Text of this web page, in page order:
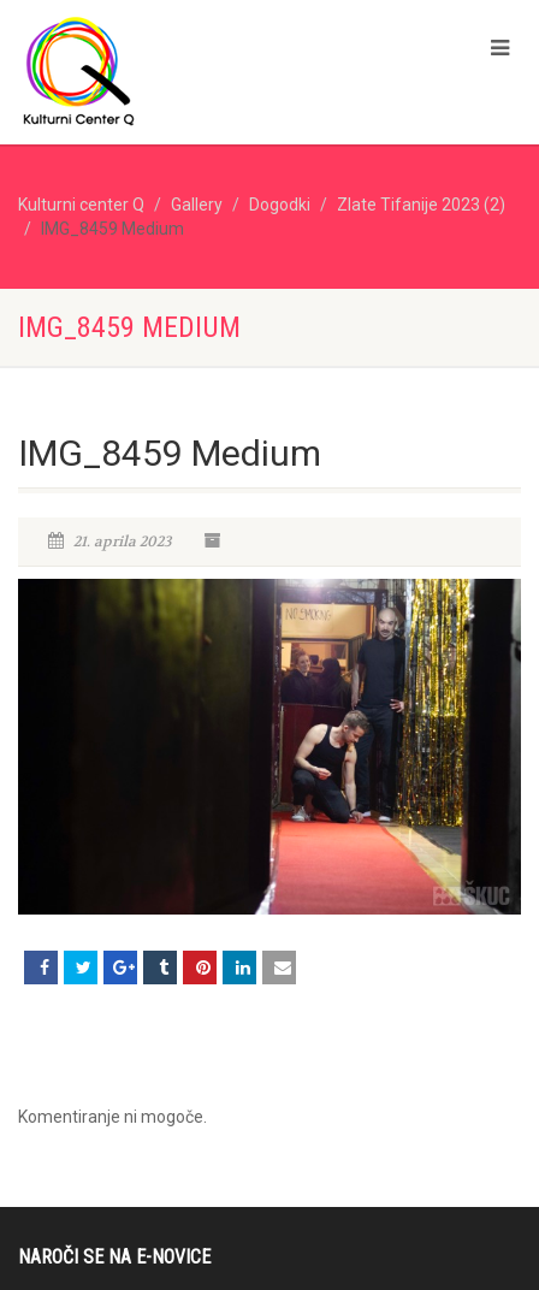
Kulturni center Q Gallery Dogodki
Zlate Tifanije 2023 (2)
IMG_8459 Medium
IMG_8459 MEDIUM
IMG_8459 Medium
21. aprila 2023
Komentiranje ni mogoče.
NAROČI SE NA E-NOVICE